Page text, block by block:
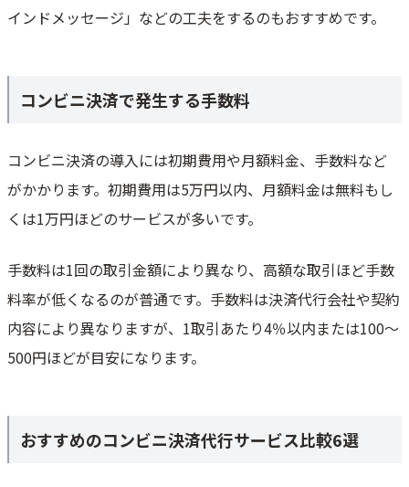
インドメッセージ」などの工夫をするのもおすすめです。
コンビニ決済で発生する手数料
コンビニ決済の導入には初期費用や月額料金、手数料など
がかかります。初期費用は5万円以内、月額料金は無料もし
くは1万円ほどのサービスが多いです。
手数料は1回の取引金額により異なり、高額な取引ほど手数
料率が低くなるのが普通です。手数料は決済代行会社や契約
内容により異なりますが、1取引あたり4％以内または100～
500円ほどが目安になります。
おすすめのコンビニ決済代行サービス比較6選